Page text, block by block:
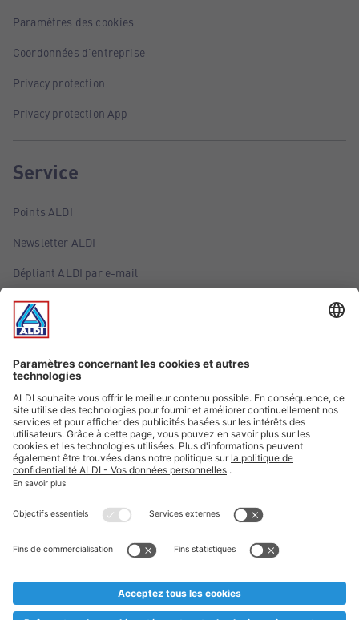
Paramètres des cookies
Coordonnées d'entreprise
Privacy protection
Privacy protection App
Service
Points ALDI
Newsletter ALDI
Dépliant ALDI par e-mail
Offres
Infos essentielles
Suivez ALDI Belgique
Textes marqués d'un astérisque et mentions légales
* Nous vendons ces articles temporairement et jusqu'à
au cas où, malgré le planning bien étudié, nous serions
prématurément en rupture de stock. Prix Recupel et TVA incl.
** Sur ce site, l’utilisation de la forme masculine a été adoptée